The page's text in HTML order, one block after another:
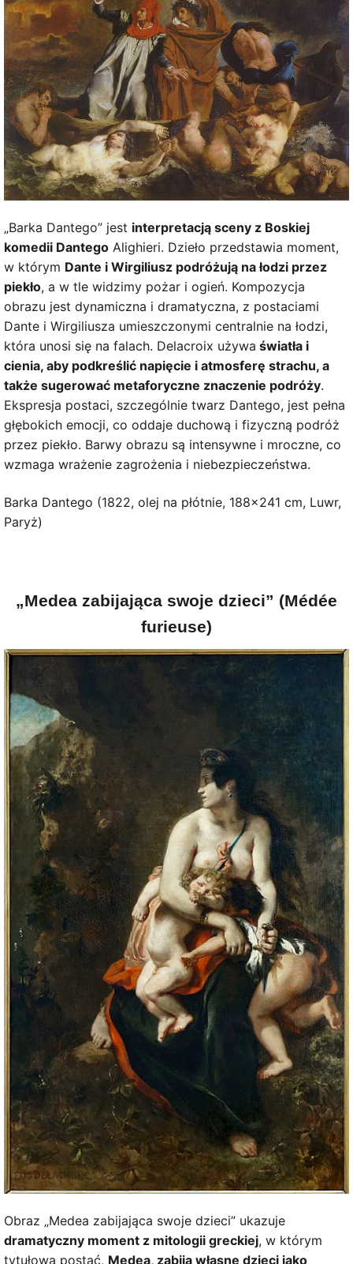
„Barka Dantego” jest interpretacją sceny z Boskiej
komedii Dantego Alighieri. Dzieło przedstawia moment,
w którym Dante i Wirgiliusz podróżują na łodzi przez
piekło, a w tle widzimy pożar i ogień. Kompozycja
obrazu jest dynamiczna i dramatyczna, z postaciami
Dante i Wirgiliusza umieszczonymi centralnie na łodzi,
która unosi się na falach. Delacroix używa światła i
cienia, aby podkreślić napięcie i atmosferę strachu, a
także sugerować metaforyczne znaczenie podróży.
Ekspresja postaci, szczególnie twarz Dantego, jest pełna
głębokich emocji, co oddaje duchową i fizyczną podróż
przez piekło. Barwy obrazu są intensywne i mroczne, co
wzmaga wrażenie zagrożenia i niebezpieczeństwa.
Barka Dantego (1822, olej na płótnie, 188×241 cm, Luwr,
Paryż)
„Medea zabijająca swoje dzieci” (Médée
furieuse)
Obraz „Medea zabijająca swoje dzieci” ukazuje
dramatyczny moment z mitologii greckiej, w którym
tytułowa postać, Medea, zabija własne dzieci jako